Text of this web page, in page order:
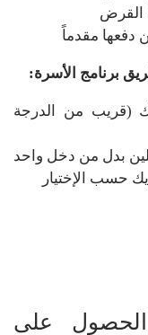
القرض
دفعها مقدماً
برنامج الأسرة:
(قريب من الدرجة
بدل من دخل واحد
حسب الإختيار
الحصول على